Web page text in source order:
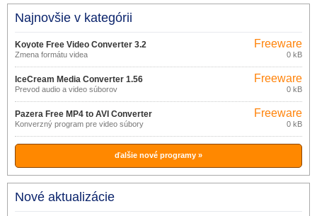
Najnovšie v kategórii
Koyote Free Video Converter 3.2
Zmena formátu videa
Freeware
0 kB
IceCream Media Converter 1.56
Prevod audio a video súborov
Freeware
0 kB
Pazera Free MP4 to AVI Converter
1.9
Konverzný program pre video súbory
Freeware
0 kB
ďalšie nové programy »
Nové aktualizácie